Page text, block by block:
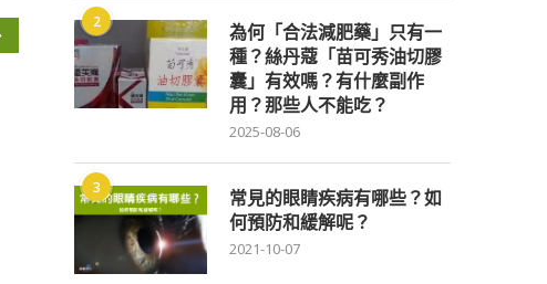
2
為何「合法減肥藥」只有一
種？絲丹蔻「苗可秀油切膠
囊」有效嗎？有什麼副作
用？那些人不能吃？
2025-08-06
3
常見的眼睛疾病有哪些？如
何預防和緩解呢？
2021-10-07